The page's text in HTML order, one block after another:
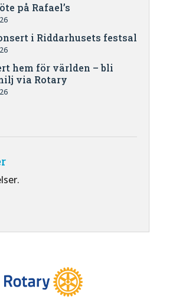
på Rafael’s
i Riddarhusets festsal
hem för världen – bli
via Rotary